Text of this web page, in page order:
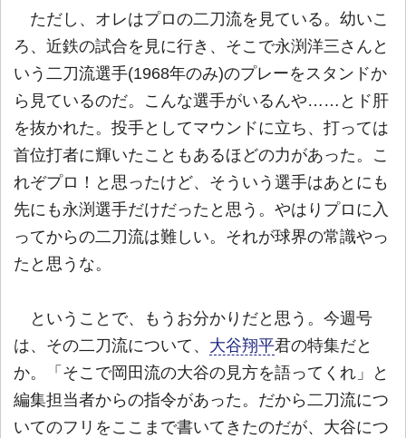
ただし、オレはプロの二刀流を見ている。幼いこ
ろ、近鉄の試合を見に行き、そこで永渕洋三さんと
いう二刀流選手(1968年のみ)のプレーをスタンドか
ら見ているのだ。こんな選手がいるんや……とド肝
を抜かれた。投手としてマウンドに立ち、打っては
首位打者に輝いたこともあるほどの力があった。こ
れぞプロ！と思ったけど、そういう選手はあとにも
先にも永渕選手だけだったと思う。やはりプロに入
ってからの二刀流は難しい。それが球界の常識やっ
たと思うな。
ということで、もうお分かりだと思う。今週号
は、その二刀流について、 大谷翔平君の特集だと
か。「そこで岡田流の大谷の見方を語ってくれ」と
編集担当者からの指令があった。だから二刀流につ
いてのフリをここまで書いてきたのだが、大谷につ